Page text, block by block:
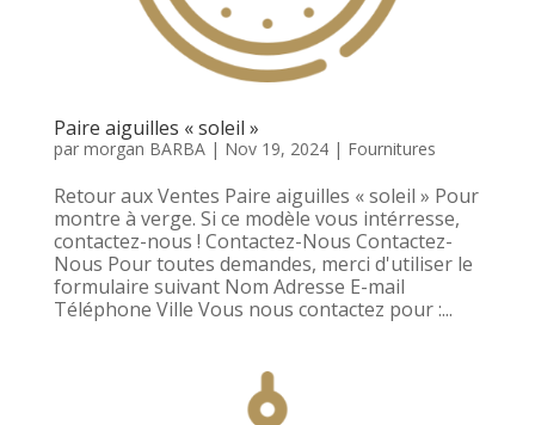
Paire aiguilles « soleil »
par morgan BARBA| Nov 19, 2024| Fournitures
Retour aux Ventes Paire aiguilles « soleil » Pour
montre à verge. Si ce modèle vous intérresse,
contactez-nous ! Contactez-Nous Contactez-
Nous Pour toutes demandes, merci d'utiliser le
formulaire suivant Nom Adresse E-mail
Téléphone Ville Vous nous contactez pour :...